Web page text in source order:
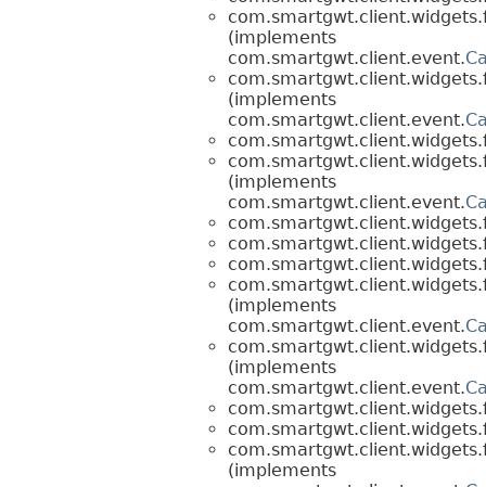
(implements
com.smartgwt.client.event.
(implements
com.smartgwt.client.event.
(implements
com.smartgwt.client.event.
(implements
com.smartgwt.client.event.
(implements
com.smartgwt.client.event.
(implements